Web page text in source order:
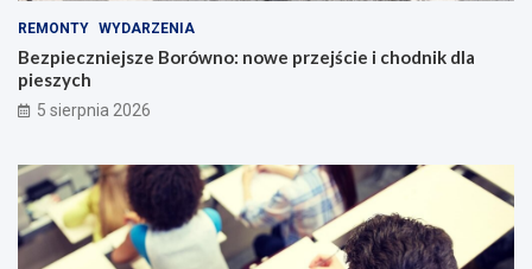
REMONTY WYDARZENIA
Bezpieczniejsze Borówno: nowe przejście i chodnik dla
pieszych
5 sierpnia 2026